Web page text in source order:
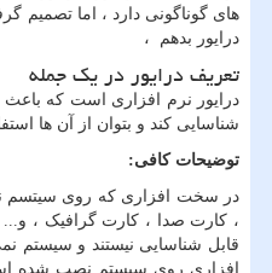
های گوناگونی دارد ، اما تصمیم
درایور بدهم ،
تعریف درایور در یک جمله
درایور نرم افزاری است که
شناسایی کند و بتوان از آن ها
توضیحات کافی:
در سخت افزاری که روی سیتسم
، کارت صدا ، کارت گرافیک ،
قابل شناسایی نیستند و
افزاری روی سیستم نصب شده